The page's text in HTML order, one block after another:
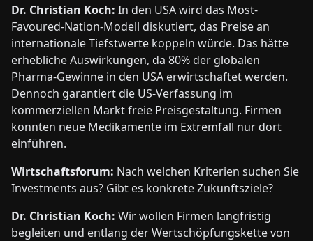
Dr. Christian Koch: In den USA wird das Most-
Favoured-Nation-Modell diskutiert, das Preise an
internationale Tiefstwerte koppeln würde. Das hätte
erhebliche Auswirkungen, da 80% der globalen
Pharma-Gewinne in den USA erwirtschaftet werden.
Dennoch garantiert die US-Verfassung im
kommerziellen Markt freie Preisgestaltung. Firmen
könnten neue Medikamente im Extremfall nur dort
einführen.
Wirtschaftsforum: Nach welchen Kriterien suchen Sie
Investments aus? Gibt es konkrete Zukunftsziele?
Dr. Christian Koch: Wir wollen Firmen langfristig
begleiten und entlang der Wertschöpfungskette von